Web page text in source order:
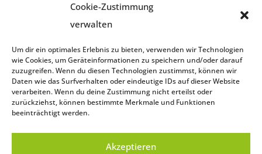
Cookie-Zustimmung
verwalten
Um dir ein optimales Erlebnis zu bieten, verwenden wir Technologien
wie Cookies, um Geräteinformationen zu speichern und/oder darauf
zuzugreifen. Wenn du diesen Technologien zustimmst, können wir
Daten wie das Surfverhalten oder eindeutige IDs auf dieser Website
verarbeiten. Wenn du deine Zustimmung nicht erteilst oder
zurückziehst, können bestimmte Merkmale und Funktionen
beeinträchtigt werden.
Akzeptieren
Wir freuen uns auf Ihre Bewerbungsunterlagen
(Lebenslauf mit Foto,
um elektronische Bewerbung an
bewerbung@eiermacher.atz.Hd. Frau Birgit
Doppler.
Datenschutzerklärung